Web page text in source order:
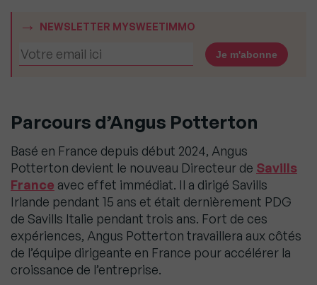
NEWSLETTER MYSWEETIMMO
Parcours d’Angus Potterton
Basé en France depuis début 2024, Angus
Potterton devient le nouveau Directeur de Savills
France avec effet immédiat. Il a dirigé Savills
Irlande pendant 15 ans et était dernièrement PDG
de Savills Italie pendant trois ans. Fort de ces
expériences, Angus Potterton travaillera aux côtés
de l’équipe dirigeante en France pour accélérer la
croissance de l’entreprise.